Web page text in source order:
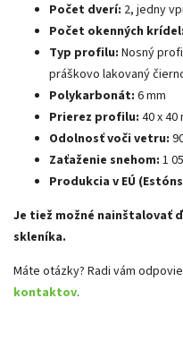
Počet dverí: 2, jedny
Počet okenných krídel:
Typ profilu: Nosný
práškovo lakovaný
Polykarbonát: 6 mm
Prierez profilu: 40 x 40
Odolnosť voči vetru:
Zaťaženie snehom: 1
Produkcia v EÚ
Je tiež možné nainštalovať
skleníka.
Máte otázky? Radi vám
kontaktov.